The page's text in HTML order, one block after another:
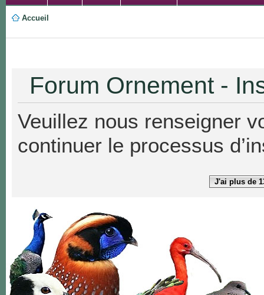
Accueil
Forum Ornement -
Veuillez nous renseigner
continuer le processus
J'ai plus de